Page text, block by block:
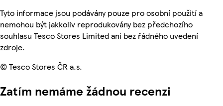
Tyto informace jsou podávány pouze pro osobní použití a
nemohou být jakkoliv reprodukovány bez předchozího
souhlasu Tesco Stores Limited ani bez řádného uvedení
zdroje.
© Tesco Stores ČR a.s.
Zatím nemáme žádnou recenzi